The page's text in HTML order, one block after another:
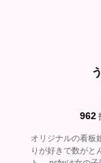
962
オリジナルの看板
りが好きで数がと